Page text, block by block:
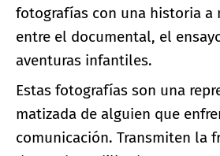
fotografías con una historia a
entre el documental, el
aventuras infantiles.
Estas fotografías son una
matizada de alguien que
comunicación. Transmiten la